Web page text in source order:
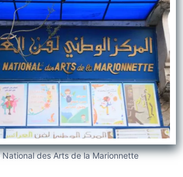
National des Arts de la Marionnette